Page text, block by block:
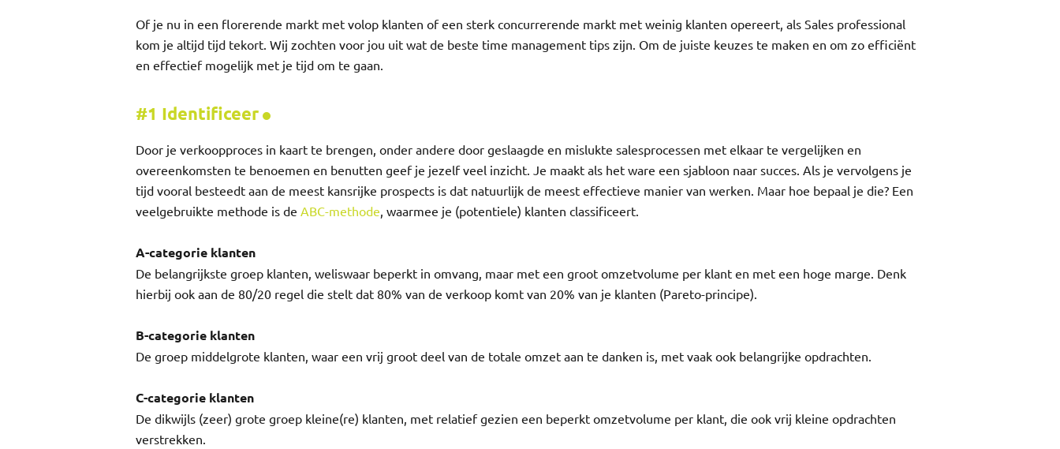
Of je nu in een florerende markt met volop klanten of een sterk concurrerende markt met weinig klanten opereert, als Sales professional
kom je altijd tijd tekort. Wij zochten voor jou uit wat de beste time management tips zijn. Om de juiste keuzes te maken en om zo efficiënt
en effectief mogelijk met je tijd om te gaan.
#1 Identificeer
Door je verkoopproces in kaart te brengen, onder andere door geslaagde en mislukte salesprocessen met elkaar te vergelijken en
overeenkomsten te benoemen en benutten geef je jezelf veel inzicht. Je maakt als het ware een sjabloon naar succes. Als je vervolgens je
tijd vooral besteedt aan de meest kansrijke prospects is dat natuurlijk de meest effectieve manier van werken. Maar hoe bepaal je die? Een
veelgebruikte methode is de ABC-methode, waarmee je (potentiele) klanten classificeert.
A-categorie klanten
De belangrijkste groep klanten, weliswaar beperkt in omvang, maar met een groot omzetvolume per klant en met een hoge marge. Denk
hierbij ook aan de 80/20 regel die stelt dat 80% van de verkoop komt van 20% van je klanten (Pareto-principe).
B-categorie klanten
De groep middelgrote klanten, waar een vrij groot deel van de totale omzet aan te danken is, met vaak ook belangrijke opdrachten.
C-categorie klanten
De dikwijls (zeer) grote groep kleine(re) klanten, met relatief gezien een beperkt omzetvolume per klant, die ook vrij kleine opdrachten
verstrekken.